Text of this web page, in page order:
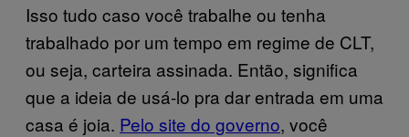
Isso tudo caso você trabalhe ou tenha
trabalhado por um tempo em regime de CLT,
ou seja, carteira assinada. Então, significa
que a ideia de usá-lo pra dar entrada em uma
casa é joia. Pelo site do governo, você